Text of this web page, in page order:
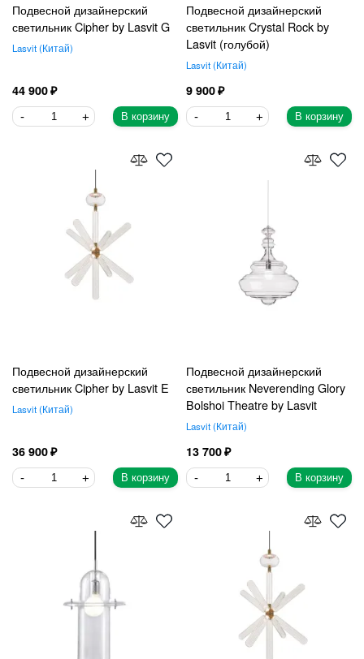
Подвесной дизайнерский
светильник Cipher by Lasvit G
Lasvit Китай
44 900
В корзину
Подвесной дизайнерский
светильник Crystal Rock by
Lasvit (голубой)
Lasvit Китай
9 900
В корзину
Подвесной дизайнерский
светильник Cipher by Lasvit E
Lasvit Китай
36 900
В корзину
Подвесной дизайнерский
светильник Neverending Glory
Bolshoi Theatre by Lasvit
Lasvit Китай
13 700
В корзину